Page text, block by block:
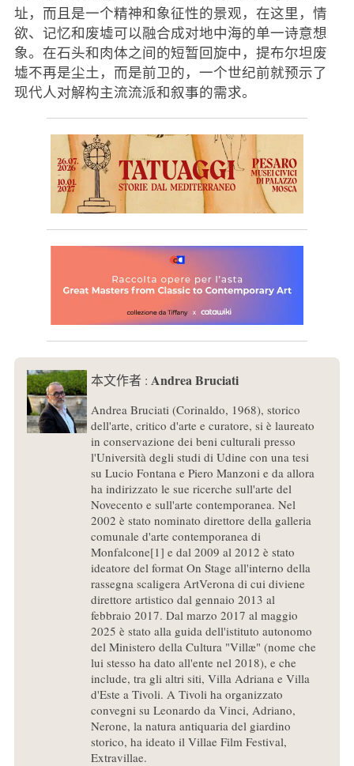
址，而且是一个精神和象征性的景观，在这里，情
欲、记忆和废墟可以融合成对地中海的单一诗意想
象。在石头和肉体之间的短暂回旋中，提布尔坦废
墟不再是尘土，而是前卫的，一个世纪前就预示了
现代人对解构主流流派和叙事的需求。
本文作者 : Andrea Bruciati
Andrea Bruciati (Corinaldo, 1968), storico
dell'arte, critico d'arte e curatore, si è laureato
in conservazione dei beni culturali presso
l'Università degli studi di Udine con una tesi
su Lucio Fontana e Piero Manzoni e da allora
ha indirizzato le sue ricerche sull'arte del
Novecento e sull'arte contemporanea. Nel
2002 è stato nominato direttore della galleria
comunale d'arte contemporanea di
Monfalcone[1] e dal 2009 al 2012 è stato
ideatore del format On Stage all'interno della
rassegna scaligera ArtVerona di cui diviene
direttore artistico dal gennaio 2013 al
febbraio 2017. Dal marzo 2017 al maggio
2025 è stato alla guida dell'istituto autonomo
del Ministero della Cultura "Villæ" (nome che
lui stesso ha dato all'ente nel 2018), e che
include, tra gli altri siti, Villa Adriana e Villa
d'Este a Tivoli. A Tivoli ha organizzato
convegni su Leonardo da Vinci, Adriano,
Nerone, la natura antiquaria del giardino
storico, ha ideato il Villae Film Festival,
Extravillae.